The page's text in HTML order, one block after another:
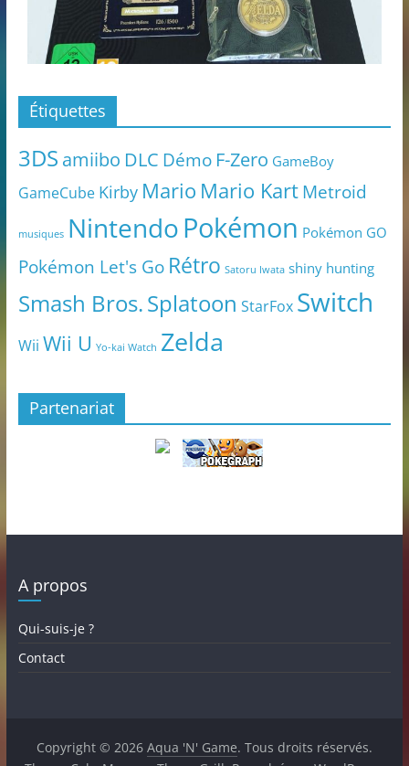
Étiquettes
3DS amiibo DLC Démo F-Zero GameBoy
GameCube Kirby Mario Mario KartMetroid
musiques NintendoPokémon Pokémon GO
Pokémon Let's Go Rétro Satoru Iwata shiny hunting
Smash Bros.Splatoon StarFox Switch
Wii Wii U Yo-kai Watch Zelda
Partenariat
A propos
Qui-suis-je ?
Contact
Copyright © 2026 Aqua 'N' Game. Tous droits réservés.